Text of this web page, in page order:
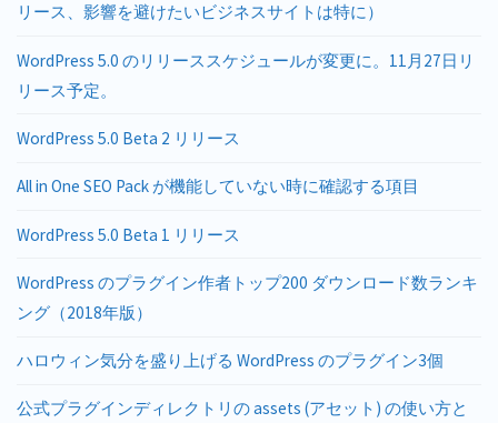
リース、影響を避けたいビジネスサイトは特に）
WordPress 5.0 のリリーススケジュールが変更に。11月27日リ
リース予定。
WordPress 5.0 Beta 2 リリース
All in One SEO Pack が機能していない時に確認する項目
WordPress 5.0 Beta 1 リリース
WordPress のプラグイン作者トップ200 ダウンロード数ランキ
ング（2018年版）
ハロウィン気分を盛り上げる WordPress のプラグイン3個
公式プラグインディレクトリの assets (アセット) の使い方と